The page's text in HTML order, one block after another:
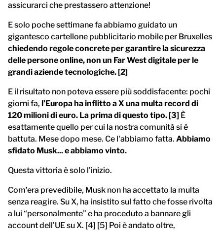
assicurarci che prestassero attenzione!
E solo poche settimane fa abbiamo guidato un
gigantesco cartellone pubblicitario mobile per Bruxelles
chiedendo regole concrete per garantire la sicurezza
delle persone online, non un Far West digitale per le
grandi aziende tecnologiche. [2]
E il risultato non poteva essere più soddisfacente: pochi
giorni fa, l’Europa ha inflitto a X una multa record di
120 milioni di euro. La prima di questo tipo. [3] È
esattamente quello per cui la nostra comunità si è
battuta. Mese dopo mese. Ce l'abbiamo fatta. Abbiamo
sfidato Musk... e abbiamo vinto.
Questa vittoria è solo l’inizio.
Com’era prevedibile, Musk non ha accettato la multa
senza reagire. Su X, ha insistito sul fatto che fosse rivolta
a lui “personalmente” e ha proceduto a bannare gli
account dell’UE su X. [4] [5] Poi è andato oltre,